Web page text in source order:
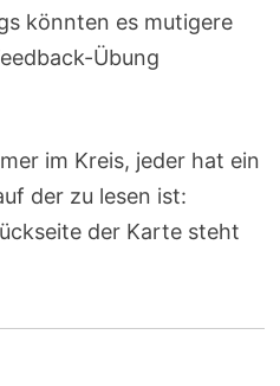
könnten es mutigere
Übung
im Kreis, jeder hat ein
der zu lesen ist:
der Karte steht